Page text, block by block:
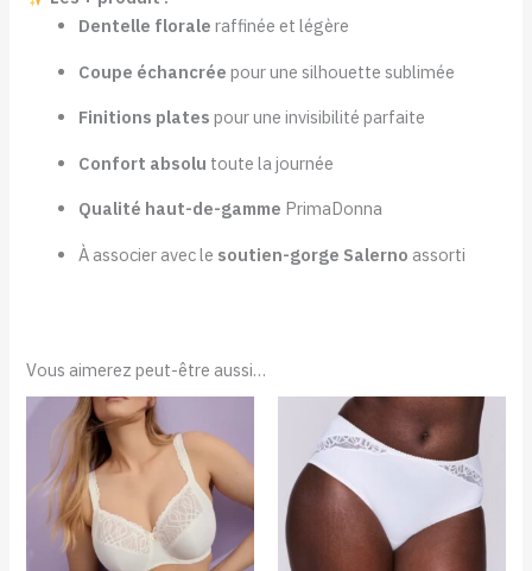
Dentelle florale raffinée et légère
Coupe échancrée pour une silhouette sublimée
Finitions plates pour une invisibilité parfaite
Confort absolu toute la journée
Qualité haut-de-gamme PrimaDonna
À associer avec le soutien-gorge Salerno assorti
Vous aimerez peut-être aussi…